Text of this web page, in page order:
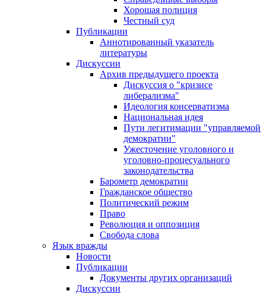
Хорошая полиция
Честный суд
Публикации
Аннотированный указатель
литературы
Дискуссии
Архив предыдущего проекта
Дискуссия о "кризисе
либерализма"
Идеология консерватизма
Национальная идея
Пути легитимации "управляемой
демократии"
Ужесточение уголовного и
уголовно-процесуального
законодательства
Барометр демократии
Гражданское общество
Политический режим
Право
Революция и оппозиция
Свобода слова
Язык вражды
Новости
Публикации
Документы других организаций
Дискуссии